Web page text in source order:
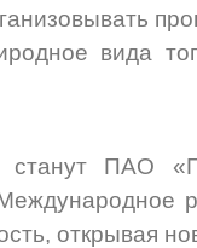
вида
станут ПАО
открывая